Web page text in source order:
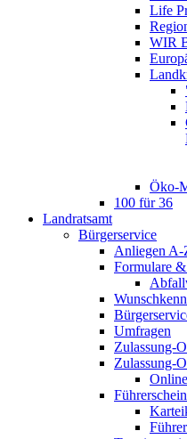
Life
WIR
Öko-
100 für 36
Landratsamt
Bürgerservice
Anliegen A-
Formulare
Umfragen
Zulassung-
Zulassung-